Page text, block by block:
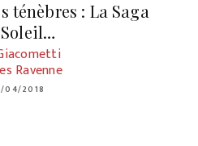
ténèbres : La Saga
Ravenne
04/2018